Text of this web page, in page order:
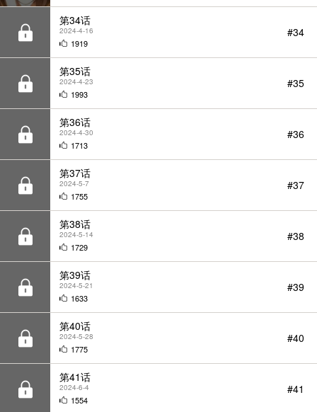
第34话
2024-4-16
1919
#34
第35话
2024-4-23
1993
#35
第36话
2024-4-30
1713
第37话
2024-5-7
1755
第38话
2024-5-14
1729
第39话
2024-5-21
1633
1775
第41话
2024-6-4
1554
#41
第42话